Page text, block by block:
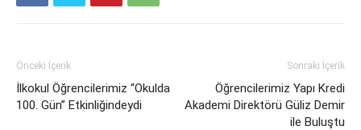
Önceki İçerik
İlkokul Öğrencilerimiz “Okulda
100. Gün” Etkinliğindeydi
Sonraki İçerik
Öğrencilerimiz Yapı Kredi
Akademi Direktörü Güliz Demir
ile Buluştu